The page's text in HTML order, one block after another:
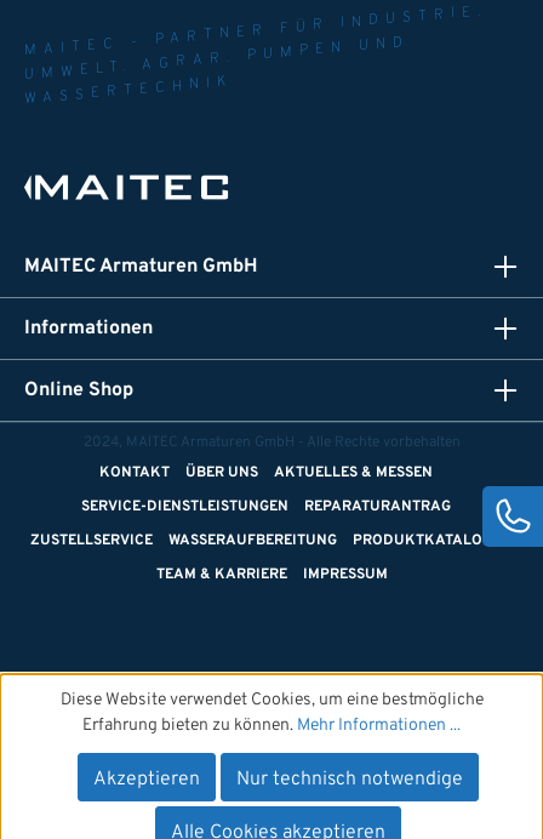
MAITEC - PARTNER FÜR INDUSTRIE.
UMWELT. AGRAR. PUMPEN UND
WASSERTECHNIK
MAITEC Armaturen GmbH
Informationen
Online Shop
2024, MAITEC Armaturen GmbH - Alle Rechte vorbehalten
KONTAKT
ÜBER UNS
AKTUELLES & MESSEN
SERVICE-DIENSTLEISTUNGEN
REPARATURANTRAG
ZUSTELLSERVICE
WASSERAUFBEREITUNG
PRODUKTKATALOGE
TEAM & KARRIERE
IMPRESSUM
Diese Website verwendet Cookies, um eine bestmögliche
Erfahrung bieten zu können. Mehr Informationen ...
Nur technisch notwendige
Akzeptieren
Alle Cookies akzeptieren